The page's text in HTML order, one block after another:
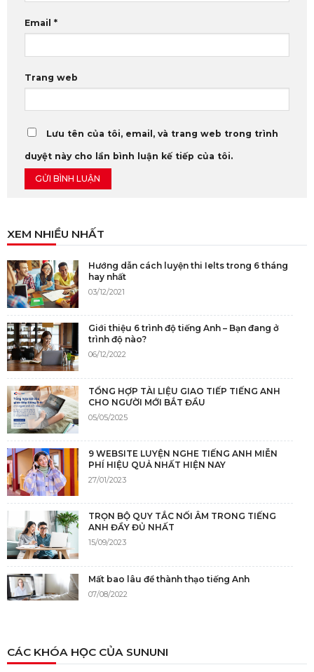
Email *
Trang web
Lưu tên của tôi, email, và trang web trong trình
duyệt này cho lần bình luận kế tiếp của tôi.
XEM NHIỀU NHẤT
Hướng dẫn cách luyện thi Ielts trong 6 tháng
hay nhất
03/12/2021
Giới thiệu 6 trình độ tiếng Anh – Bạn đang ở
trình độ nào?
06/12/2022
TỔNG HỢP TÀI LIỆU GIAO TIẾP TIẾNG ANH
CHO NGƯỜI MỚI BẮT ĐẦU
05/05/2025
9 WEBSITE LUYỆN NGHE TIẾNG ANH MIỄN
PHÍ HIỆU QUẢ NHẤT HIỆN NAY
27/01/2023
TRỌN BỘ QUY TẮC NỐI ÂM TRONG TIẾNG
ANH ĐẦY ĐỦ NHẤT
15/09/2023
Mất bao lâu để thành thạo tiếng Anh
07/08/2022
05/12/2021
CÁC KHÓA HỌC CỦA SUNUNI